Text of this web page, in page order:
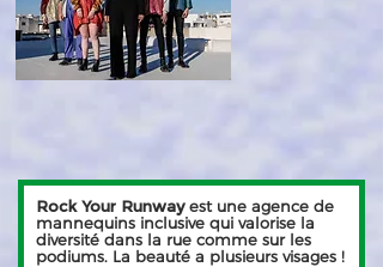
Rock Your Runwayest une agence de
mannequins inclusive qui valorise la
diversité dans la rue comme sur les
podiums. La beauté a plusieurs visages !